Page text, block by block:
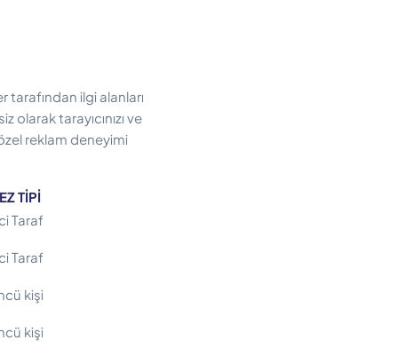
tarafından ilgi alanları
tarayıcınızı ve
reklam deneyimi
TİPİ
Taraf
Taraf
kişi
kişi